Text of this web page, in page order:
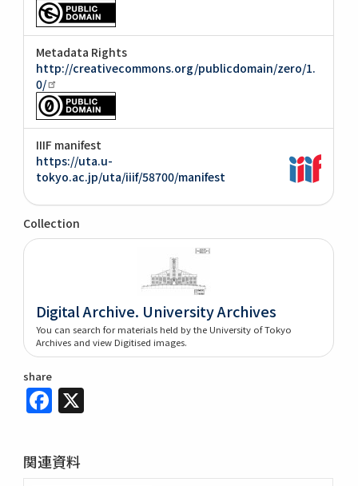
Metadata Rights
http://creativecommons.org/publicdomain/zero/1.
0/
IIIF manifest
https://uta.u-
tokyo.ac.jp/uta/iiif/58700/manifest
Collection
Digital Archive. University Archives
You can search for materials held by the University of Tokyo
Archives and view Digitised images.
share
Facebook
関連資料